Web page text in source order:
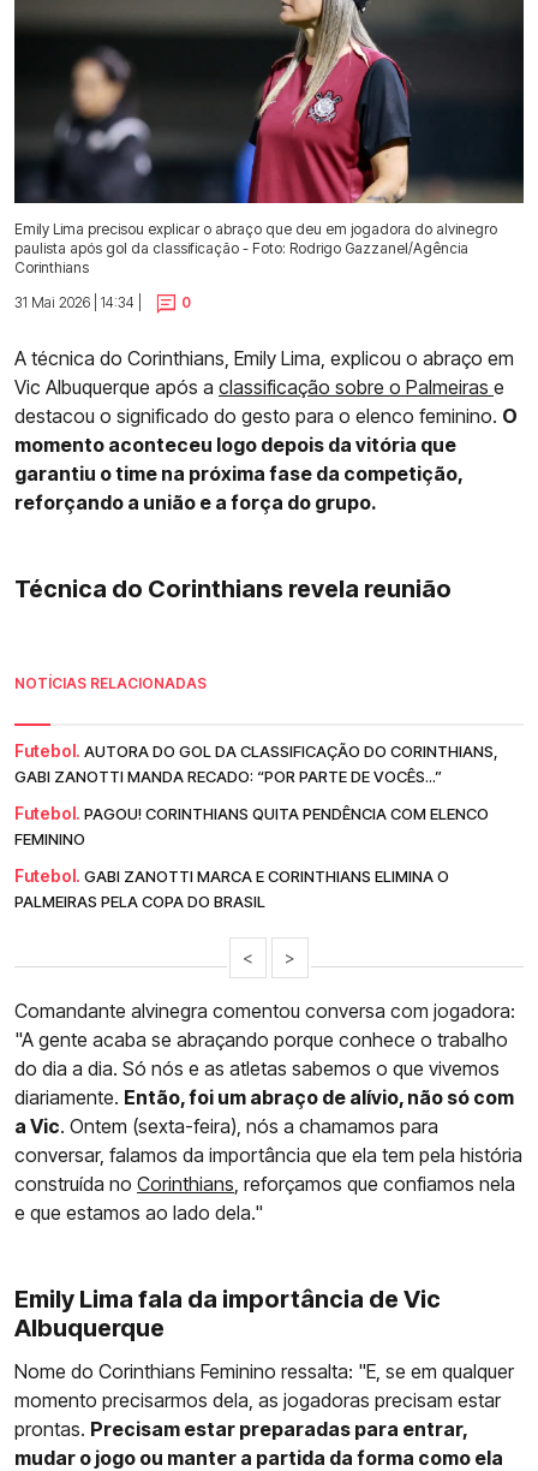
Emily Lima precisou explicar o abraço que deu em jogadora do alvinegro
paulista após gol da classificação - Foto: Rodrigo Gazzanel/Agência
Corinthians
31 Mai 2026 | 14:34 |
0
A técnica do Corinthians, Emily Lima, explicou o abraço em
Vic Albuquerque após a classificação sobre o Palmeiras e
destacou o significado do gesto para o elenco feminino. O
momento aconteceu logo depois da vitória que
garantiu o time na próxima fase da competição,
reforçando a união e a força do grupo.
Técnica do Corinthians revela reunião
NOTÍCIAS RELACIONADAS
Futebol. AUTORA DO GOL DA CLASSIFICAÇÃO DO CORINTHIANS,
GABI ZANOTTI MANDA RECADO: “POR PARTE DE VOCÊS...”
Futebol. PAGOU! CORINTHIANS QUITA PENDÊNCIA COM ELENCO
FEMININO
Futebol. GABI ZANOTTI MARCA E CORINTHIANS ELIMINA O
PALMEIRAS PELA COPA DO BRASIL
< >
Comandante alvinegra comentou conversa com jogadora:
"A gente acaba se abraçando porque conhece o trabalho
do dia a dia. Só nós e as atletas sabemos o que vivemos
diariamente. Então, foi um abraço de alívio, não só com
a Vic. Ontem (sexta-feira), nós a chamamos para
conversar, falamos da importância que ela tem pela história
construída no Corinthians , reforçamos que confiamos nela
e que estamos ao lado dela."
Emily Lima fala da importância de Vic
Albuquerque
Nome do Corinthians Feminino ressalta: "E, se em qualquer
momento precisarmos dela, as jogadoras precisam estar
prontas. Precisam estar preparadas para entrar,
mudar o jogo ou manter a partida da forma como ela